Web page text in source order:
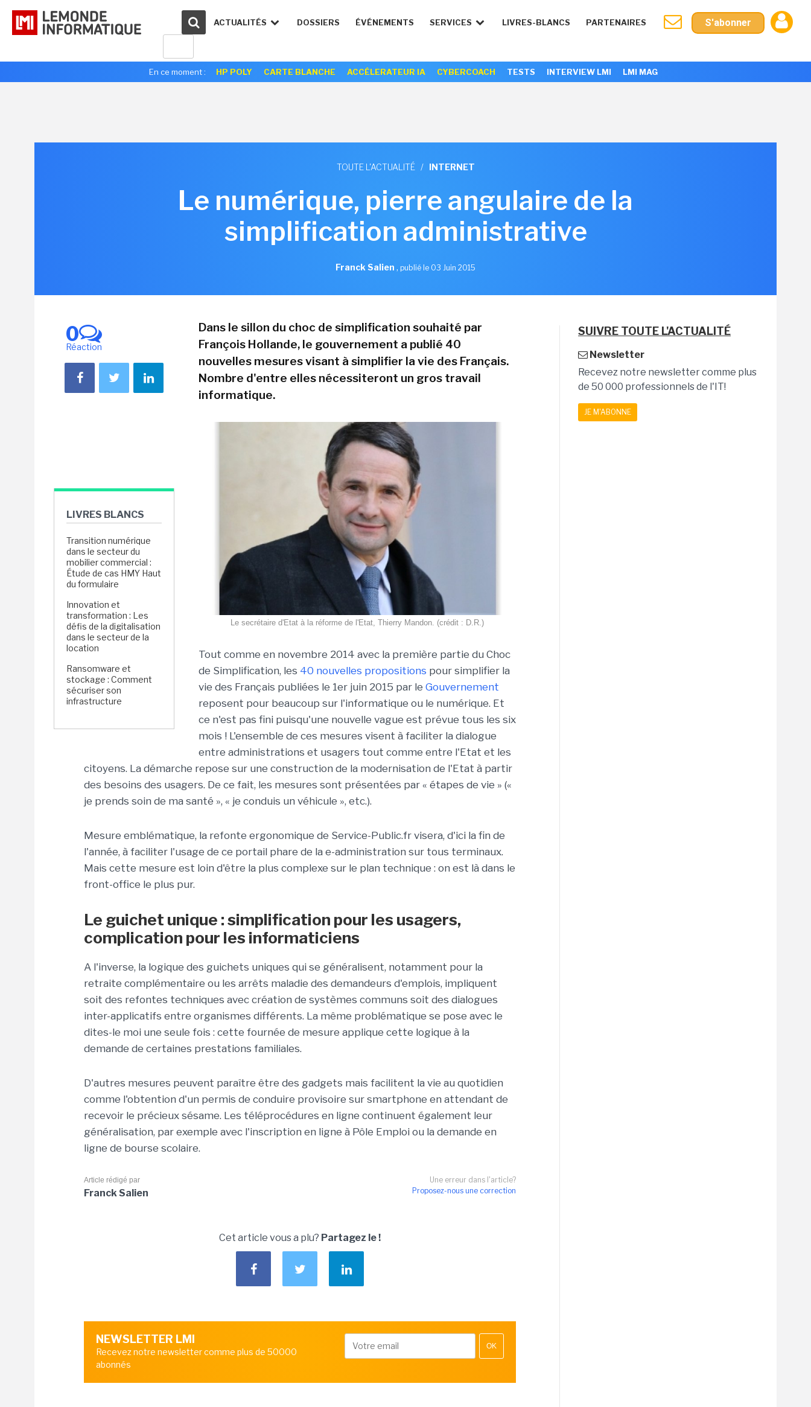
ACTUALITÉS DOSSIERS ÉVÉNEMENTS SERVICES LIVRES-BLANCS PARTENAIRES S'abonner
En ce moment : HP POLY CARTE BLANCHE ACCÉLERATEUR IA CYBERCOACH TESTS INTERVIEW LMI LMI MAG
TOUTE L'ACTUALITÉ / INTERNET
Le numérique, pierre angulaire de la
simplification administrative
Franck Salien , publié le 03 Juin 2015
0
Réaction
LIVRES BLANCS
Transition numérique
dans le secteur du
mobilier commercial :
Étude de cas HMY Haut
du formulaire
Innovation et
transformation : Les
défis de la digitalisation
dans le secteur de la
location
Ransomware et
stockage : Comment
sécuriser son
infrastructure
Dans le sillon du choc de simplification souhaité par
François Hollande, le gouvernement a publié 40
nouvelles mesures visant à simplifier la vie des Français.
Nombre d'entre elles nécessiteront un gros travail
informatique.
Le secrétaire d'Etat à la réforme de l'Etat, Thierry Mandon. (crédit : D.R.)
Tout comme en novembre 2014 avec la première partie du Choc
de Simplification, les 40 nouvelles propositions pour simplifier la
vie des Français publiées le 1er juin 2015 par le Gouvernement
reposent pour beaucoup sur l'informatique ou le numérique. Et
ce n'est pas fini puisqu'une nouvelle vague est prévue tous les six
mois ! L'ensemble de ces mesures visent à faciliter la dialogue
entre administrations et usagers tout comme entre l'Etat et les
citoyens. La démarche repose sur une construction de la modernisation de l'Etat à partir
des besoins des usagers. De ce fait, les mesures sont présentées par « étapes de vie » («
je prends soin de ma santé », « je conduis un véhicule », etc.).
Mesure emblématique, la refonte ergonomique de Service-Public.fr visera, d'ici la fin de
l'année, à faciliter l'usage de ce portail phare de la e-administration sur tous terminaux.
Mais cette mesure est loin d'être la plus complexe sur le plan technique : on est là dans le
front-office le plus pur.
Le guichet unique : simplification pour les usagers,
complication pour les informaticiens
A l'inverse, la logique des guichets uniques qui se généralisent, notamment pour la
retraite complémentaire ou les arrêts maladie des demandeurs d'emplois, impliquent
soit des refontes techniques avec création de systèmes communs soit des dialogues
inter-applicatifs entre organismes différents. La même problématique se pose avec le
dites-le moi une seule fois : cette fournée de mesure applique cette logique à la
demande de certaines prestations familiales.
D'autres mesures peuvent paraître être des gadgets mais facilitent la vie au quotidien
comme l'obtention d'un permis de conduire provisoire sur smartphone en attendant de
recevoir le précieux sésame. Les téléprocédures en ligne continuent également leur
généralisation, par exemple avec l'inscription en ligne à Pôle Emploi ou la demande en
ligne de bourse scolaire.
Une erreur dans l'article?
Proposez-nous une correction
Article rédigé par
Franck Salien
Cet article vous a plu? Partagez le !
NEWSLETTER LMI
Recevez notre newsletter comme plus de 50000
abonnés
OK
SUIVRE TOUTE L'ACTUALITÉ
Newsletter
Recevez notre newsletter comme plus
de 50 000 professionnels de l'IT!
JE M'ABONNE